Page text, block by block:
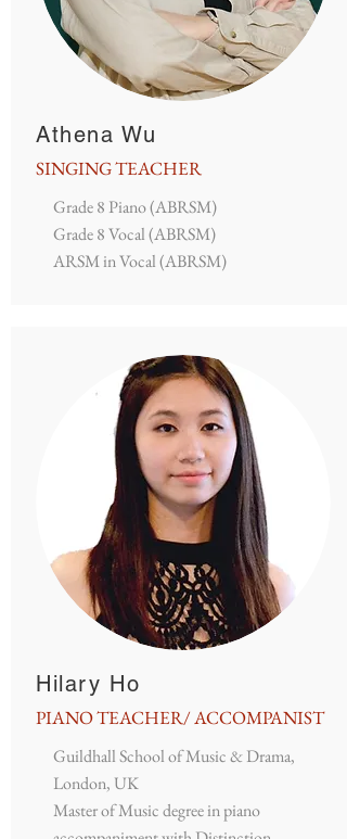
Athena Wu
SINGING TEACHER
Grade 8 Piano (ABRSM)
Grade 8 Vocal (ABRSM)
ARSM in Vocal (ABRSM)
Hilary Ho
PIANO TEACHER/ ACCOMPANIST
Guildhall School of Music & Drama,
London, UK
Master of Music degree in piano